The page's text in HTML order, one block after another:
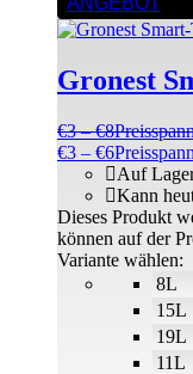
Gronest
€3 –€8
€3 – €6
8L
15L
19L
11L
Auf
Kann
Variante wählen:
Dieses Produkt
können auf der